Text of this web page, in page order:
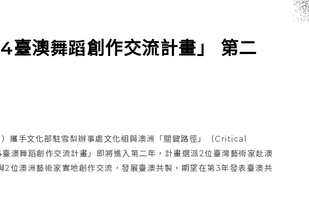
澳舞蹈創作交流計畫」 第二
攜手文化部駐雪梨辦事處文化組與澳洲「關鍵路徑」（Critical
舞蹈創作交流計畫」即將進入第二年，計畫選派2位臺灣藝術家赴澳
2位澳洲藝術家實地創作交流，發展臺澳共製，期望在第3年發表臺澳共